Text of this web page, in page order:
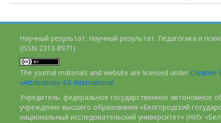
Научный результат. Научный результат. Педагогика и
(ISSN 2313-8971)
The journal materials and website are licensed under Creative
«Attribution» 4.0 International.
Учредитель: федеральное государственное автономное
учреждение высшего образования «Белгородский
национальный исследовательский университет» (НИУ